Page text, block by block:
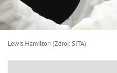
Lewis Hamilton (Zdroj: SITA)